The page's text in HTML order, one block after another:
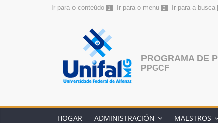
Ir para o conteúdo 1 Ir para o menu 2 Ir para a busca
PROGRAMA DE
PPGCF
HOGAR ADMINISTRACIÓN MAESTROS